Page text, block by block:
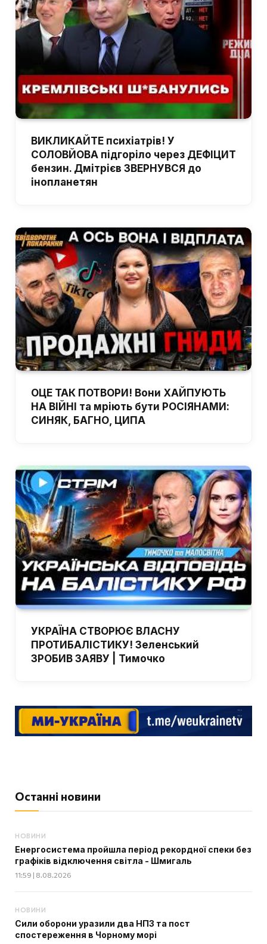
ВИКЛИКАЙТЕ психіатрів! У
СОЛОВЙОВА підгоріло через ДЕФІЦИТ
бензин. Дмітрієв ЗВЕРНУВСЯ до
інопланетян
ОЦЕ ТАК ПОТВОРИ! Вони ХАЙПУЮТЬ
НА ВІЙНІ та мріють бути РОСІЯНАМИ:
СИНЯК, БАГНО, ЦИПА
УКРАЇНА СТВОРЮЄ ВЛАСНУ
ПРОТИБАЛІСТИКУ! Зеленський
ЗРОБИВ ЗАЯВУ | Тимочко
Останні новини
НОВИНИ
Енергосистема пройшла період рекордної спеки без
графіків відключення світла - Шмигаль
11:59 | 8.08.2026
НОВИНИ
Сили оборони уразили два НПЗ та пост
спостереження в Чорному морі